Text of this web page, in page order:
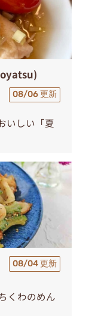
08/06 更新
いしい「夏
08/04 更新
くわのめん